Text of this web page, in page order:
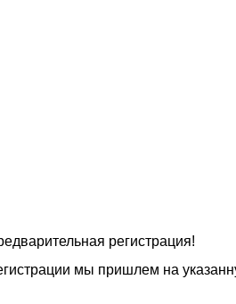
регистрация!
мы пришлем на